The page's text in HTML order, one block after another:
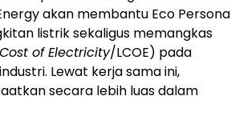
akan membantu Eco Persona
listrik sekaligus memangkas
of Electricity/LCOE) pada
Lewat kerja sama ini,
secara lebih luas dalam